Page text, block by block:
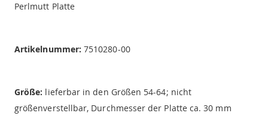
Perlmutt Platte
Artikelnummer: 7510280-00
Größe: lieferbar in den Größen 54-64; nicht
größenverstellbar, Durchmesser der Platte ca. 30 mm